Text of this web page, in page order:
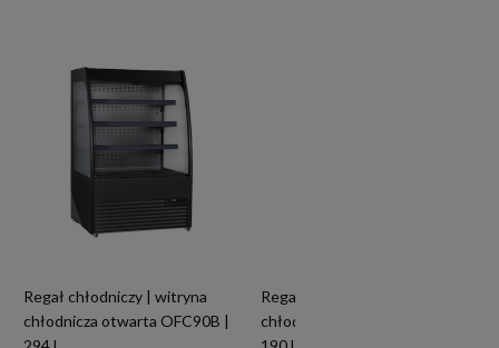
Regał chłodniczy | witryna
chłodnicza otwarta OFC90B |
Regał chłodniczy | witryna
chłodnicza otwarta OFC60B |